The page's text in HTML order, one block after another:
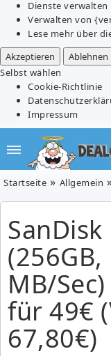
Dienste verwalten
Verwalten von
Lese mehr über
Akzeptieren
Ablehnen
Selbst wählen
Cookie-Richtlinie
Impressum
Startseite Allgemein
SanDisk
MB/
für 49€
67,80€)